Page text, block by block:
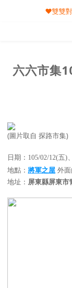
🎀08/01-
❤️雙雙
🎀08/01-
六六市集
(圖片取自 探路市集)
日期：105/02/12(五)
地點 ： 將軍之屋 外
地址： 屏東縣屏東市